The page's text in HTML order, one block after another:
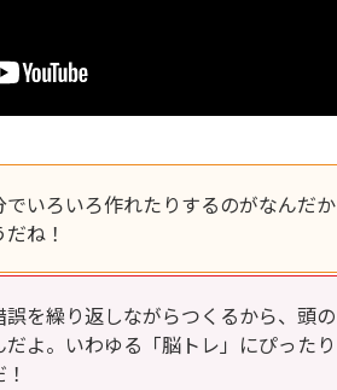
でいろいろ作れたりするのがなんだか
ね！
誤を繰り返しながらつくるから、頭の
よ。いわゆる「脳トレ」にぴったり